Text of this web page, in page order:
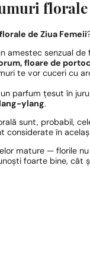
florale
de Ziua Femeii
amestec senzual de
floare de
te vor cuceri cu
parfum țesut în
ylang.
sunt, probabil,
considerate în
mature — florile
foarte bine, cât